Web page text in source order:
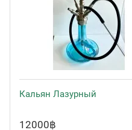
Кальян Лазурный
12000฿